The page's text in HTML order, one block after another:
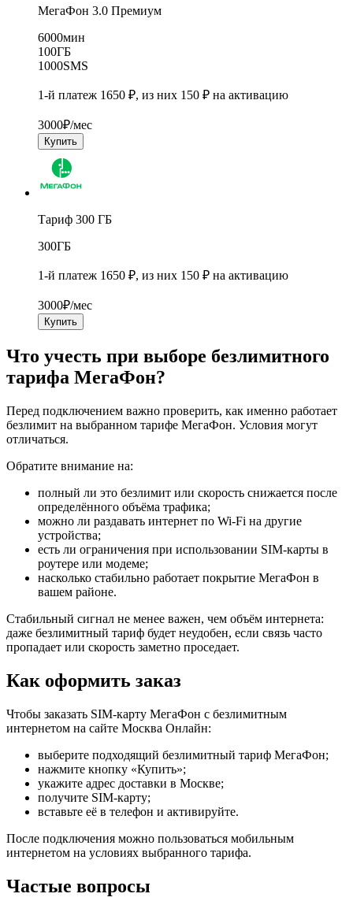
МегаФон 3.0 Премиум
6000мин
100ГБ
1000SMS
1-й платеж 1650 ₽, из них 150 ₽ на активацию
3000₽/мес
Купить
Тариф 300 ГБ
300ГБ
1-й платеж 1650 ₽, из них 150 ₽ на активацию
3000₽/мес
Купить
Что учесть при выборе безлимитного
тарифа МегаФон?
Перед подключением важно проверить, как именно работает
безлимит на выбранном тарифе МегаФон. Условия могут
отличаться.
Обратите внимание на:
полный ли это безлимит или скорость снижается после
определённого объёма трафика;
можно ли раздавать интернет по Wi-Fi на другие
устройства;
есть ли ограничения при использовании SIM-карты в
роутере или модеме;
насколько стабильно работает покрытие МегаФон в
вашем районе.
Стабильный сигнал не менее важен, чем объём интернета:
даже безлимитный тариф будет неудобен, если связь часто
пропадает или скорость заметно проседает.
Как оформить заказ
Чтобы заказать SIM-карту МегаФон с безлимитным
интернетом на сайте Москва Онлайн:
выберите подходящий безлимитный тариф МегаФон;
нажмите кнопку «Купить»;
укажите адрес доставки в Москве;
получите SIM-карту;
вставьте её в телефон и активируйте.
После подключения можно пользоваться мобильным
интернетом на условиях выбранного тарифа.
Частые вопросы